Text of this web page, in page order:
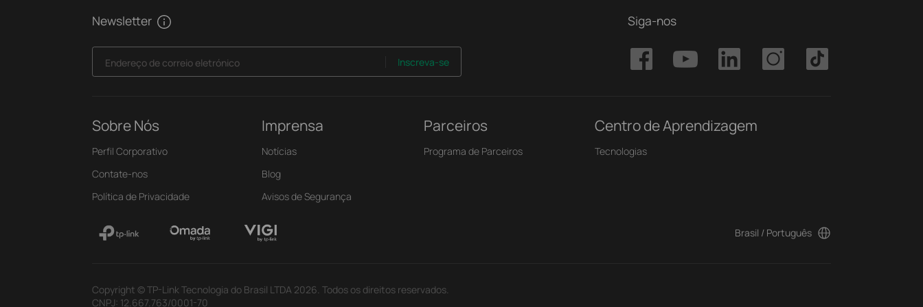
Newsletter
Endereço de correio eletrónico Inscreva-se
Siga-nos
Sobre Nós
Perfil Corporativo
Contate-nos
Política de Privacidade
Imprensa
Notícias
Blog
Avisos de Segurança
Parceiros
Programa de Parceiros
Centro de Aprendizagem
Tecnologias
Brasil / Português
Copyright © TP-Link Tecnologia do Brasil LTDA 2026. Todos os direitos reservados.
CNPJ: 12.667.763/0001-70